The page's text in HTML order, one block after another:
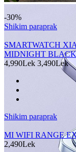
-30%
Shikim paraprak
SMARTWATCH
MIDNIGHT BLACK
4,990Lek 3,490Lek
Shikim paraprak
MI WIFI RANGE
2,490Lek